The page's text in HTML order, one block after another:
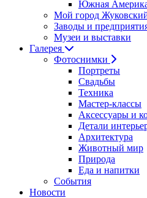
Южная
Мой город
Заводы и
Музеи и выставки
Галерея
Фотоснимки
Портреты
Свадьбы
Техника
Мастер-классы
Аксессуары и
Детали
Архитектура
Животный мир
Природа
Еда и напитки
События
Новости